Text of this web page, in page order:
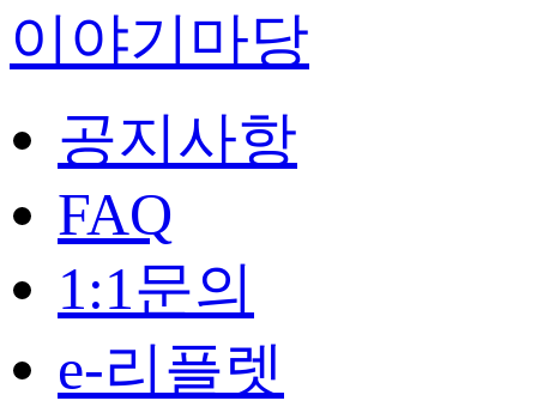
이야기마당
공지사항
FAQ
1:1문의
e-리플렛